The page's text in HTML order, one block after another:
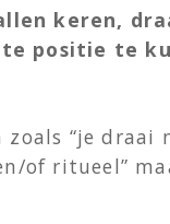
keren,
positie te
“je draai
of ritueel”